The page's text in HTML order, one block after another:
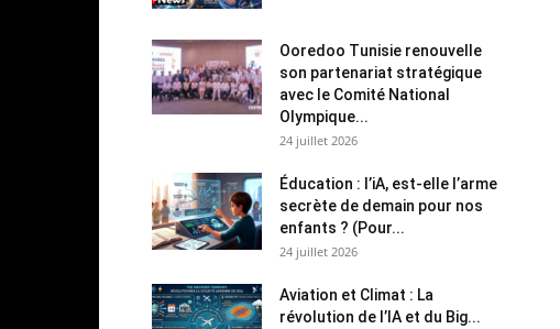
Ooredoo Tunisie renouvelle
son partenariat stratégique
avec le Comité National
Olympique...
24 juillet 2026
Éducation : l’iA, est-elle l’arme
secrète de demain pour nos
enfants ? (Pour...
24 juillet 2026
Aviation et Climat : La
révolution de l’IA et du Big...